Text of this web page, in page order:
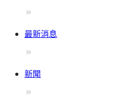
最新消息
新聞